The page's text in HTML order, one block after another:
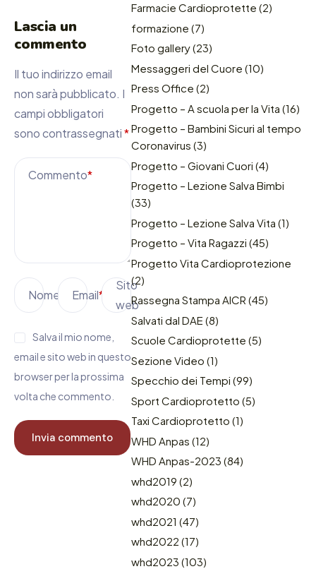
Lascia un
commento
Il tuo indirizzo email
non sarà pubblicato. I
campi obbligatori
sono contrassegnati*
Commento*
Nome Email*
Sito
web
Salva il mio nome,
email e sito web in questo
browser per la prossima
volta che commento.
Farmacie Cardioprotette (2)
formazione (7)
Foto gallery(23)
Messaggeri del Cuore (10)
Press Office (2)
Progetto – A scuola per la Vita (16)
Progetto – Bambini Sicuri al tempo
Coronavirus (3)
Progetto – Giovani Cuori (4)
Progetto – Lezione Salva Bimbi
(33)
Progetto – Lezione Salva Vita (1)
Progetto – Vita Ragazzi (45)
Progetto Vita Cardioprotezione
(2)
Rassegna Stampa AICR (45)
Salvati dal DAE (8)
Scuole Cardioprotette (5)
Sezione Video (1)
Specchio dei Tempi (99)
Sport Cardioprotetto (5)
Taxi Cardioprotetto (1)
WHD Anpas (12)
WHD Anpas-2023 (84)
whd2019 (2)
whd2020 (7)
whd2021 (47)
whd2022 (17)
whd2023 (103)